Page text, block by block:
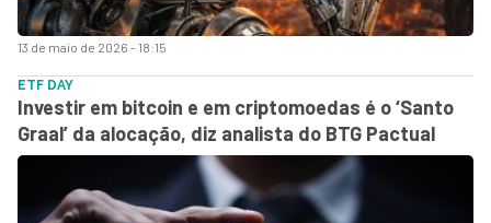
13 de maio de 2026 - 18:15
ETF DAY
Investir em bitcoin e em criptomoedas é o ‘Santo
Graal’ da alocação, diz analista do BTG Pactual